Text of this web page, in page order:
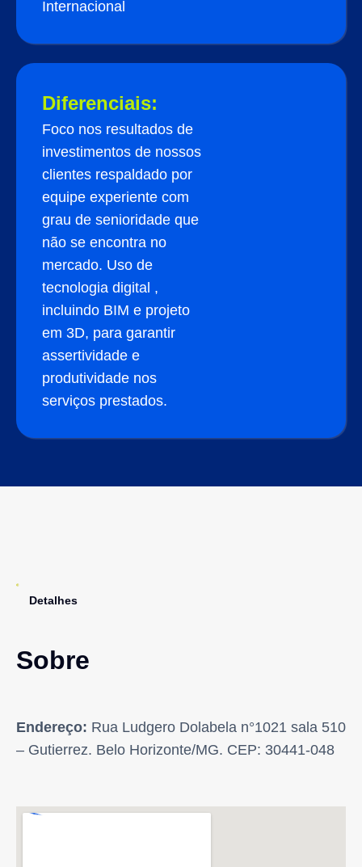
Internacional
Diferenciais:
Foco nos resultados de
investimentos de nossos
clientes respaldado por
equipe experiente com
grau de senioridade que
não se encontra no
mercado. Uso de
tecnologia digital ,
incluindo BIM e projeto
em 3D, para garantir
assertividade e
produtividade nos
serviços prestados.
Detalhes
Sobre
Endereço: Rua Ludgero Dolabela n°1021 sala 510
– Gutierrez. Belo Horizonte/MG. CEP: 30441-048